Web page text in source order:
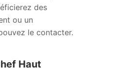
des
ou un
le contacter.
Haut